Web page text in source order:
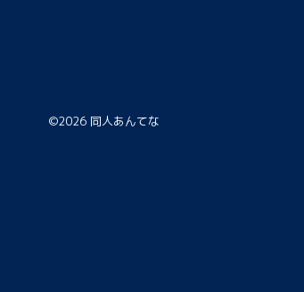
©2026 同人あんてな